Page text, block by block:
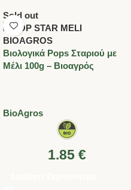
Sold out
Βιολογικά Pops Σταριού με
Μέλι 100g – Βιοαγρός
BioAgros
1.85 €